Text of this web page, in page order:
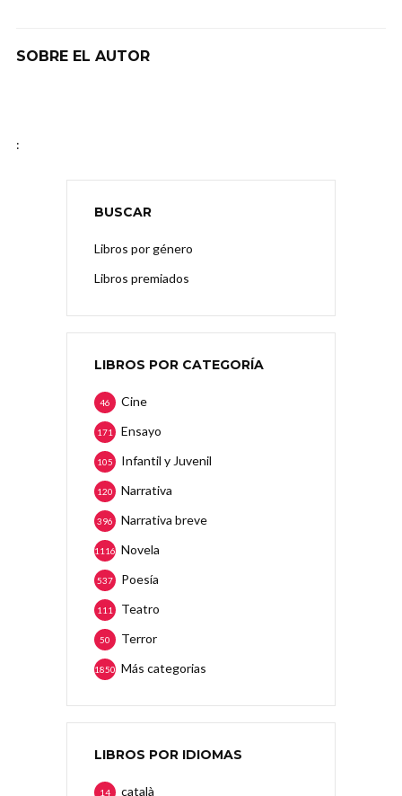
SOBRE EL AUTOR
:
BUSCAR
Libros por género
Libros premiados
LIBROS POR CATEGORÍA
Cine
46
Ensayo
171
Infantil y Juvenil
105
Narrativa
120
Narrativa breve
396
Novela
1116
Poesía
537
Teatro
111
Terror
50
Más categorias
1850
LIBROS POR IDIOMAS
català
14